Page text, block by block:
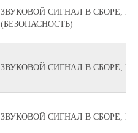
ЗВУКОВОЙ СИГНАЛ В СБОРЕ,
(БЕЗОПАСНОСТЬ)
ЗВУКОВОЙ СИГНАЛ В СБОРЕ,
ЗВУКОВОЙ СИГНАЛ В СБОРЕ,